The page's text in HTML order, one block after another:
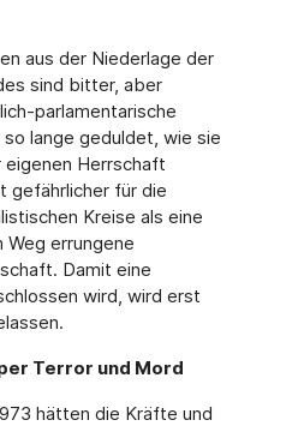
aus der Niederlage der
sind bitter, aber
parlamentarische
lange geduldet, wie sie
Herrschaft
gefährlicher für die
Kreise als eine
errungene
Damit eine
wird, wird erst
Terror und Mord
hätten die Kräfte und